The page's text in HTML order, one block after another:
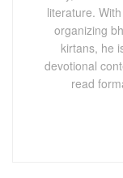
literature.
organizing
kirtans, he
devotional
read